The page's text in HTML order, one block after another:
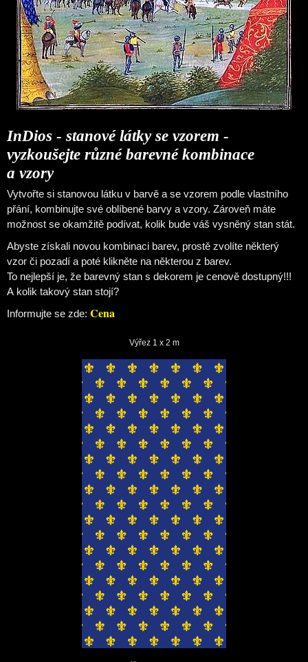
InDios - stanové látky se vzorem -
vyzkoušejte různé barevné kombinace
a vzory
Vytvořte si stanovou látku v barvě a se vzorem podle vlastního
přání, kombinujte své oblíbené barvy a vzory. Zároveň máte
možnost se okamžitě podívat, kolik bude váš vysněný stan stát.
Abyste získali novou kombinaci barev, prostě zvolíte některý
vzor či pozadí a poté klikněte na některou z barev.
To nejlepší je, že barevný stan s dekorem je cenově dostupný!!!
A kolik takový stan stojí?
Informujte se zde: Cena